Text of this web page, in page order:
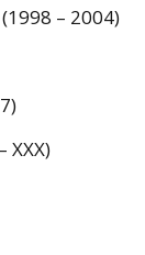
– 2004)
XXX)